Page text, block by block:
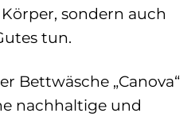
sondern auch
tun.
Bettwäsche „Canova“
nachhaltige und